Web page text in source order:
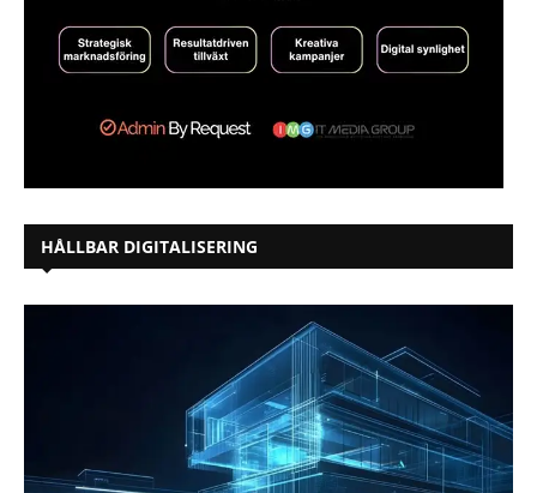
HÅLLBAR DIGITALISERING